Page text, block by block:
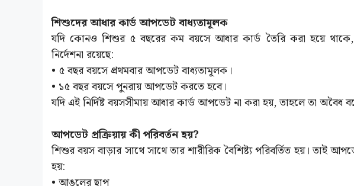
শিশুদের আধার কার্ড আপডেট বাধ্যতামূলক
যদি কোনও শিশুর ৫ বছরের কম বয়সে আধার কার্ড তৈরি করা হয়ে
নির্দেশনা রয়েছে:
• ৫ বছর বয়সে প্রথমবার আপডেট বাধ্যতামূলক।
• ১৫ বছর বয়সে পুনরায় আপডেট করতে হবে।
যদি এই নির্দিষ্ট বয়সসীমায় আধার কার্ড আপডেট না করা হয়, তাহলে তা অবৈধ
আপডেট প্রক্রিয়ায় কী পরিবর্তন হয়?
শিশুর বয়স বাড়ার সাথে সাথে তার শারীরিক বৈশিষ্ট্য পরিবর্তিত হয়। তাই
হয়:
• আঙুলের ছাপ